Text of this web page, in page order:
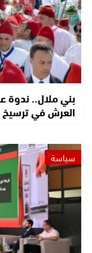
بني ملال.. ندوة
العرش في
سياسة